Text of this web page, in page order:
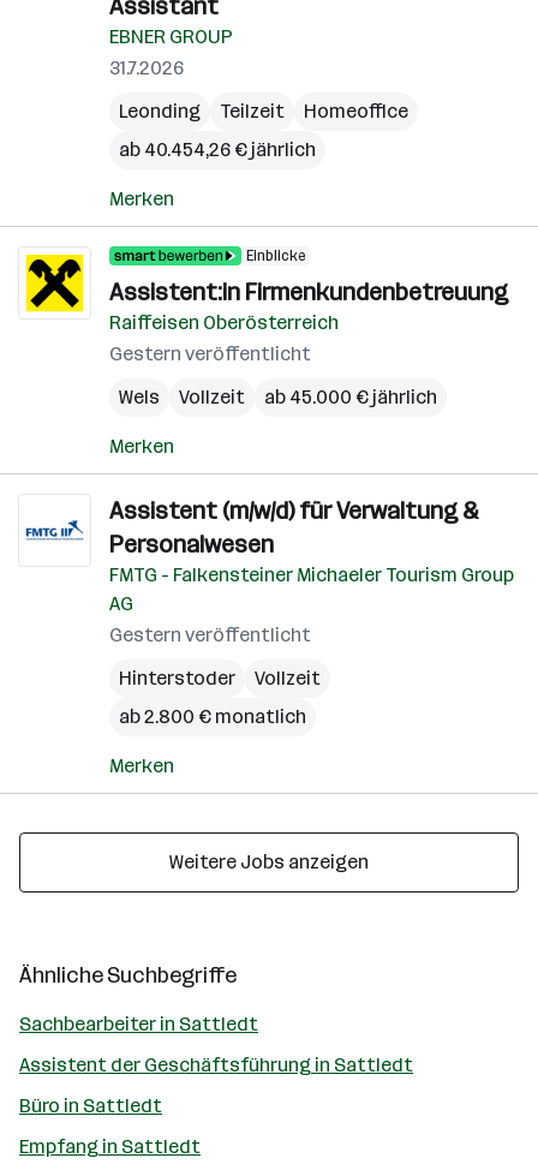
Assistant
EBNER GROUP
31.7.2026
Leonding
Teilzeit
Homeoffice
ab 40.454,26 € jährlich
Merken
Einblicke
Assistent:in Firmenkundenbetreuung
Raiffeisen Oberösterreich
Gestern veröffentlicht
Wels
Vollzeit ab 45.000 € jährlich
Merken
Assistent (m/w/d) für Verwaltung &
Personalwesen
FMTG - Falkensteiner Michaeler Tourism Group
AG
Gestern veröffentlicht
Hinterstoder
Vollzeit
ab 2.800 € monatlich
Merken
Weitere Jobs anzeigen
Ähnliche Suchbegriffe
Sachbearbeiter in Sattledt
Assistent der Geschäftsführung in Sattledt
Büro in Sattledt
Empfang in Sattledt